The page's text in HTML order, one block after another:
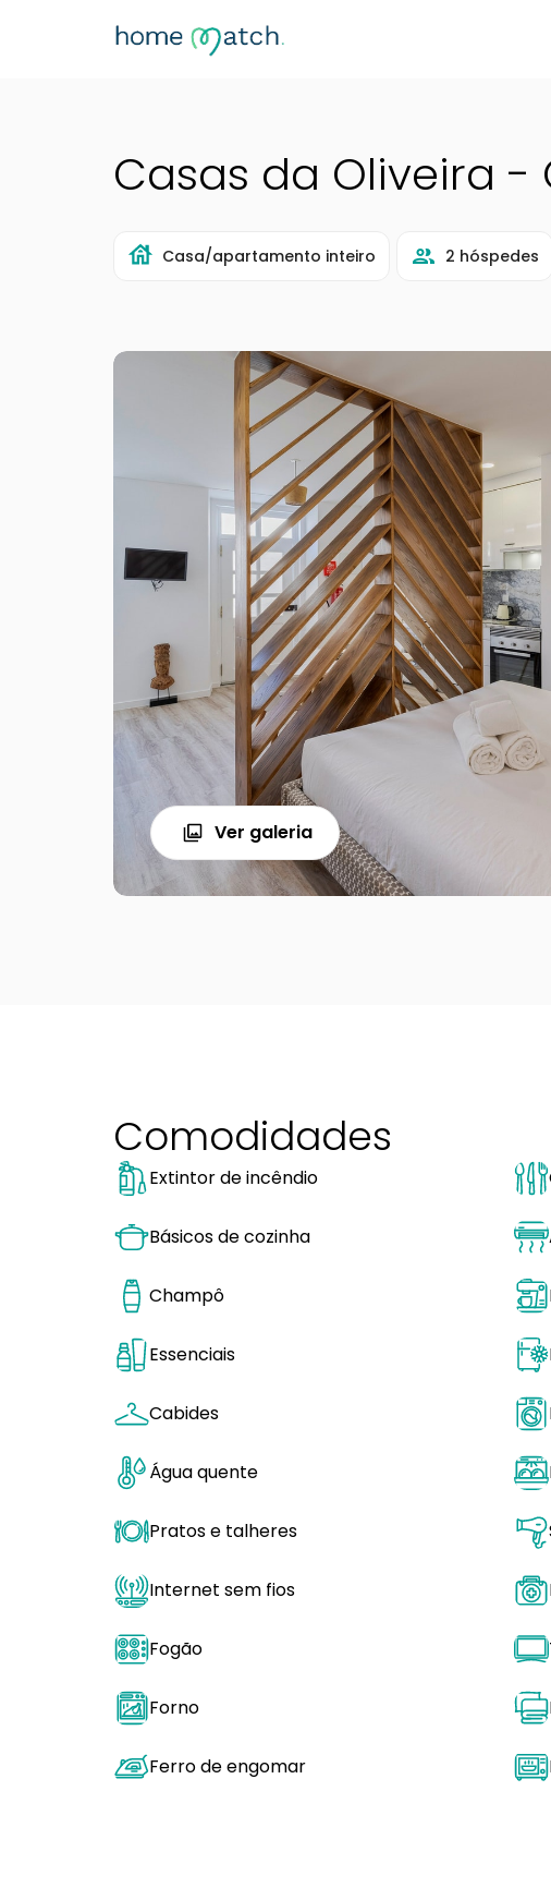
Casas da Oliveira -
Casa/apartamento inteiro 2 hóspedes
Ver galeria
Comodidades
Extintor de incêndio
Básicos de cozinha
Champô
Essenciais
Cabides
Água quente
Pratos e talheres
Internet sem fios
Fogão
Forno
Ferro de engomar